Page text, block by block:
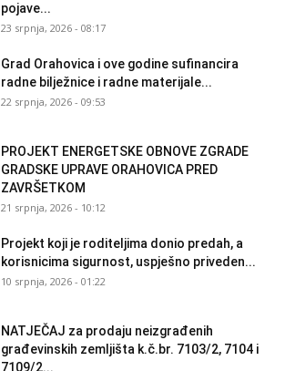
pojave...
23 srpnja, 2026 - 08:17
Grad Orahovica i ove godine sufinancira
radne bilježnice i radne materijale...
22 srpnja, 2026 - 09:53
PROJEKT ENERGETSKE OBNOVE ZGRADE
GRADSKE UPRAVE ORAHOVICA PRED
ZAVRŠETKOM
21 srpnja, 2026 - 10:12
Projekt koji je roditeljima donio predah, a
korisnicima sigurnost, uspješno priveden...
10 srpnja, 2026 - 01:22
NATJEČAJ za prodaju neizgrađenih
građevinskih zemljišta k.č.br. 7103/2, 7104 i
7109/2...